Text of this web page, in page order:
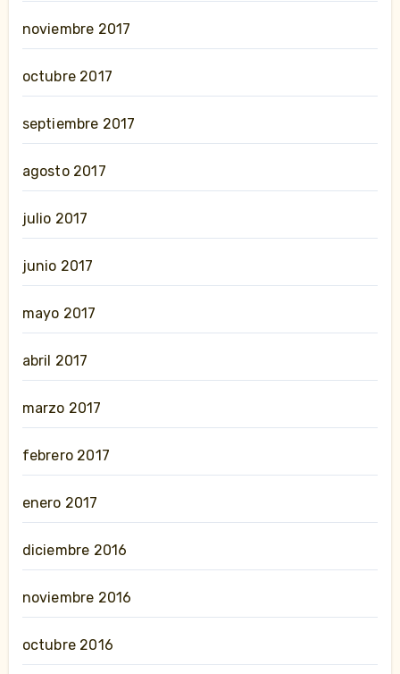
noviembre 2017
octubre 2017
septiembre 2017
agosto 2017
julio 2017
junio 2017
mayo 2017
abril 2017
marzo 2017
febrero 2017
enero 2017
diciembre 2016
noviembre 2016
octubre 2016